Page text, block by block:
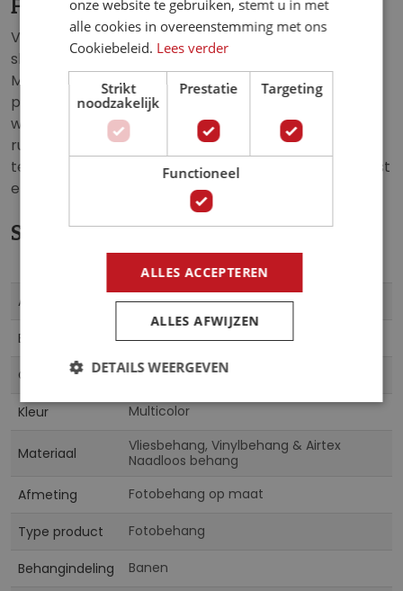
Fotobehang Hintersee Magie
Voeg een vleugje magie toe aan je woonkamer,
slaapkamer of kantoor met Fotobehang Hintersee
Magie. Laat je betoveren door de schilderachtige
pracht van een idyllisch meer omgeven door
weelderig groen en majestueuze bergen. Ervaar de
rust en sereniteit van deze betoverende omgeving
terwijl je wordt meegevoerd naar een wereld van rust
en schoonheid.
Specificaties
Artikelnummer FBKFT-448896
EAN 5905451914973
Collectie Fotobehangkoning
Kleur Multicolor
Materiaal
Vliesbehang, Vinylbehang & Airtex
Naadloos behang
Afmeting
Fotobehang op maat
Type product Fotobehang
Behangindeling Banen
onze website te gebruiken, stemt u in met
alle cookies in overeenstemming met ons
Cookiebeleid. Lees verder
Strikt
noodzakelijk
Prestatie Targeting
Functioneel
ALLES ACCEPTEREN
ALLES AFWIJZEN
DETAILS WEERGEVEN